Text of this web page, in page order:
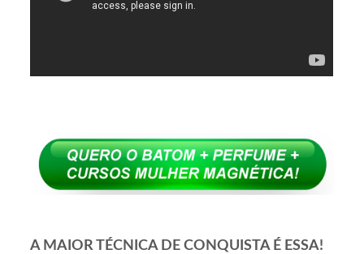
A MAIOR TÉCNICA DE CONQUISTA É ESSA!